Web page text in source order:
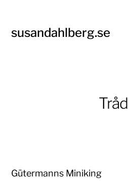
susandahlberg.se
Tråd
Gūtermanns Miniking